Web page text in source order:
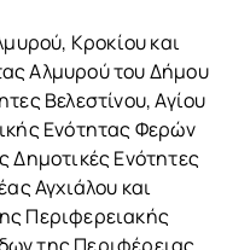
Κροκίου και
Αλμυρού του Δήμου
Βελεστίνου, Αγίου
Ενότητας Φερών
Δημοτικές Ενότητες
Αγχιάλου και
Περιφερειακής